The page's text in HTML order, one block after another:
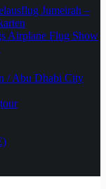
Jumeirah –
Airplane Flug Show
/ Abu Dhabi City